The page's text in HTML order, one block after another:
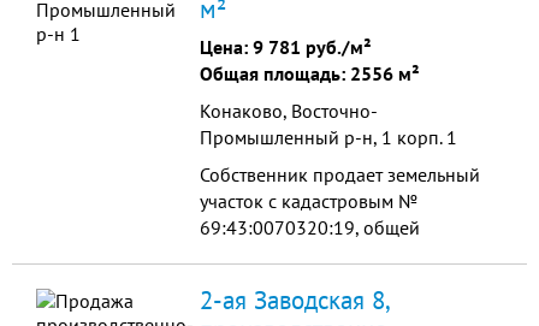
м²
Цена: 9 781 руб./м²
Общая площадь: 2556 м²
Конаково, Восточно-
Промышленный р-н, 1 корп. 1
Собственник продает земельный
участок с кадастровым №
69:43:0070320:19, общей
земель: земли населенных пунктов,
2-ая Заводская 8,